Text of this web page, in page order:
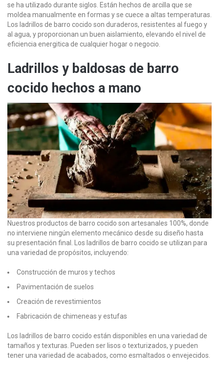
se ha utilizado durante siglos. Están hechos de arcilla que se
moldea manualmente en formas y se cuece a altas temperaturas.
Los ladrillos de barro cocido son duraderos, resistentes al fuego y
al agua, y proporcionan un buen aislamiento, elevando el nivel de
eficiencia energitica de cualquier hogar o negocio.
Ladrillos y baldosas de barro
cocido hechos a mano
Nuestros productos de barro cocido son artesanales 100%, donde
no interviene ningún elemento mecánico desde su diseño hasta
su presentación final. Los ladrillos de barro cocido se utilizan para
una variedad de propósitos, incluyendo:
Construcción de muros y techos
Pavimentación de suelos
Creación de revestimientos
Fabricación de chimeneas y estufas
Los ladrillos de barro cocido están disponibles en una variedad de
tamaños y texturas. Pueden ser lisos o texturizados, y pueden
tener una variedad de acabados, como esmaltados o envejecidos.